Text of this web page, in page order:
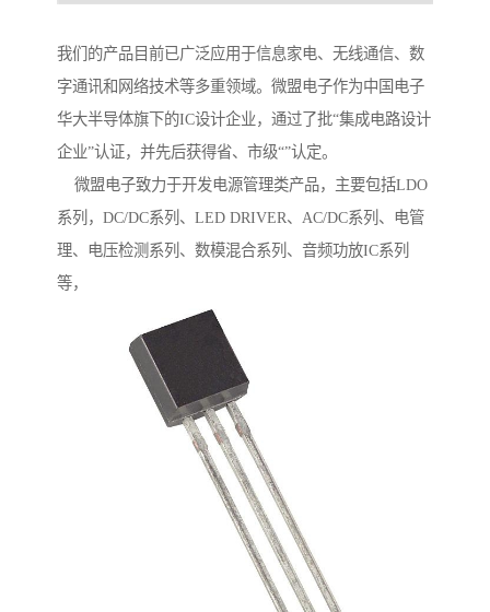
我们的产品目前已广泛应用于信息家电、无线通信、数
字通讯和网络技术等多重领域。微盟电子作为中国电子
华大半导体旗下的IC设计企业，通过了批“集成电路设计
企业”认证，并先后获得省、市级“”认定。
微盟电子致力于开发电源管理类产品，主要包括LDO
系列，DC/DC系列、LED DRIVER、AC/DC系列、电管
理、电压检测系列、数模混合系列、音频功放IC系列
等，